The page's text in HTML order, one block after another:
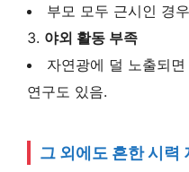
부모 모두 근시인 경
야외 활동 부족
자연광에 덜 노출되
연구도 있음.
그 외에도 흔한 시력